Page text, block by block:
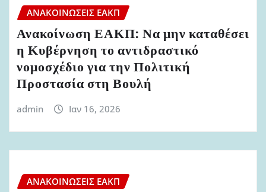
ΑΝΑΚΟΙΝΏΣΕΙΣ ΕΑΚΠ
Ανακοίνωση ΕΑΚΠ: Να μην καταθέσει
η Κυβέρνηση το αντιδραστικό
νομοσχέδιο για την Πολιτική
Προστασία στη Βουλή
admin Ιαν 16, 2026
ΑΝΑΚΟΙΝΏΣΕΙΣ ΕΑΚΠ